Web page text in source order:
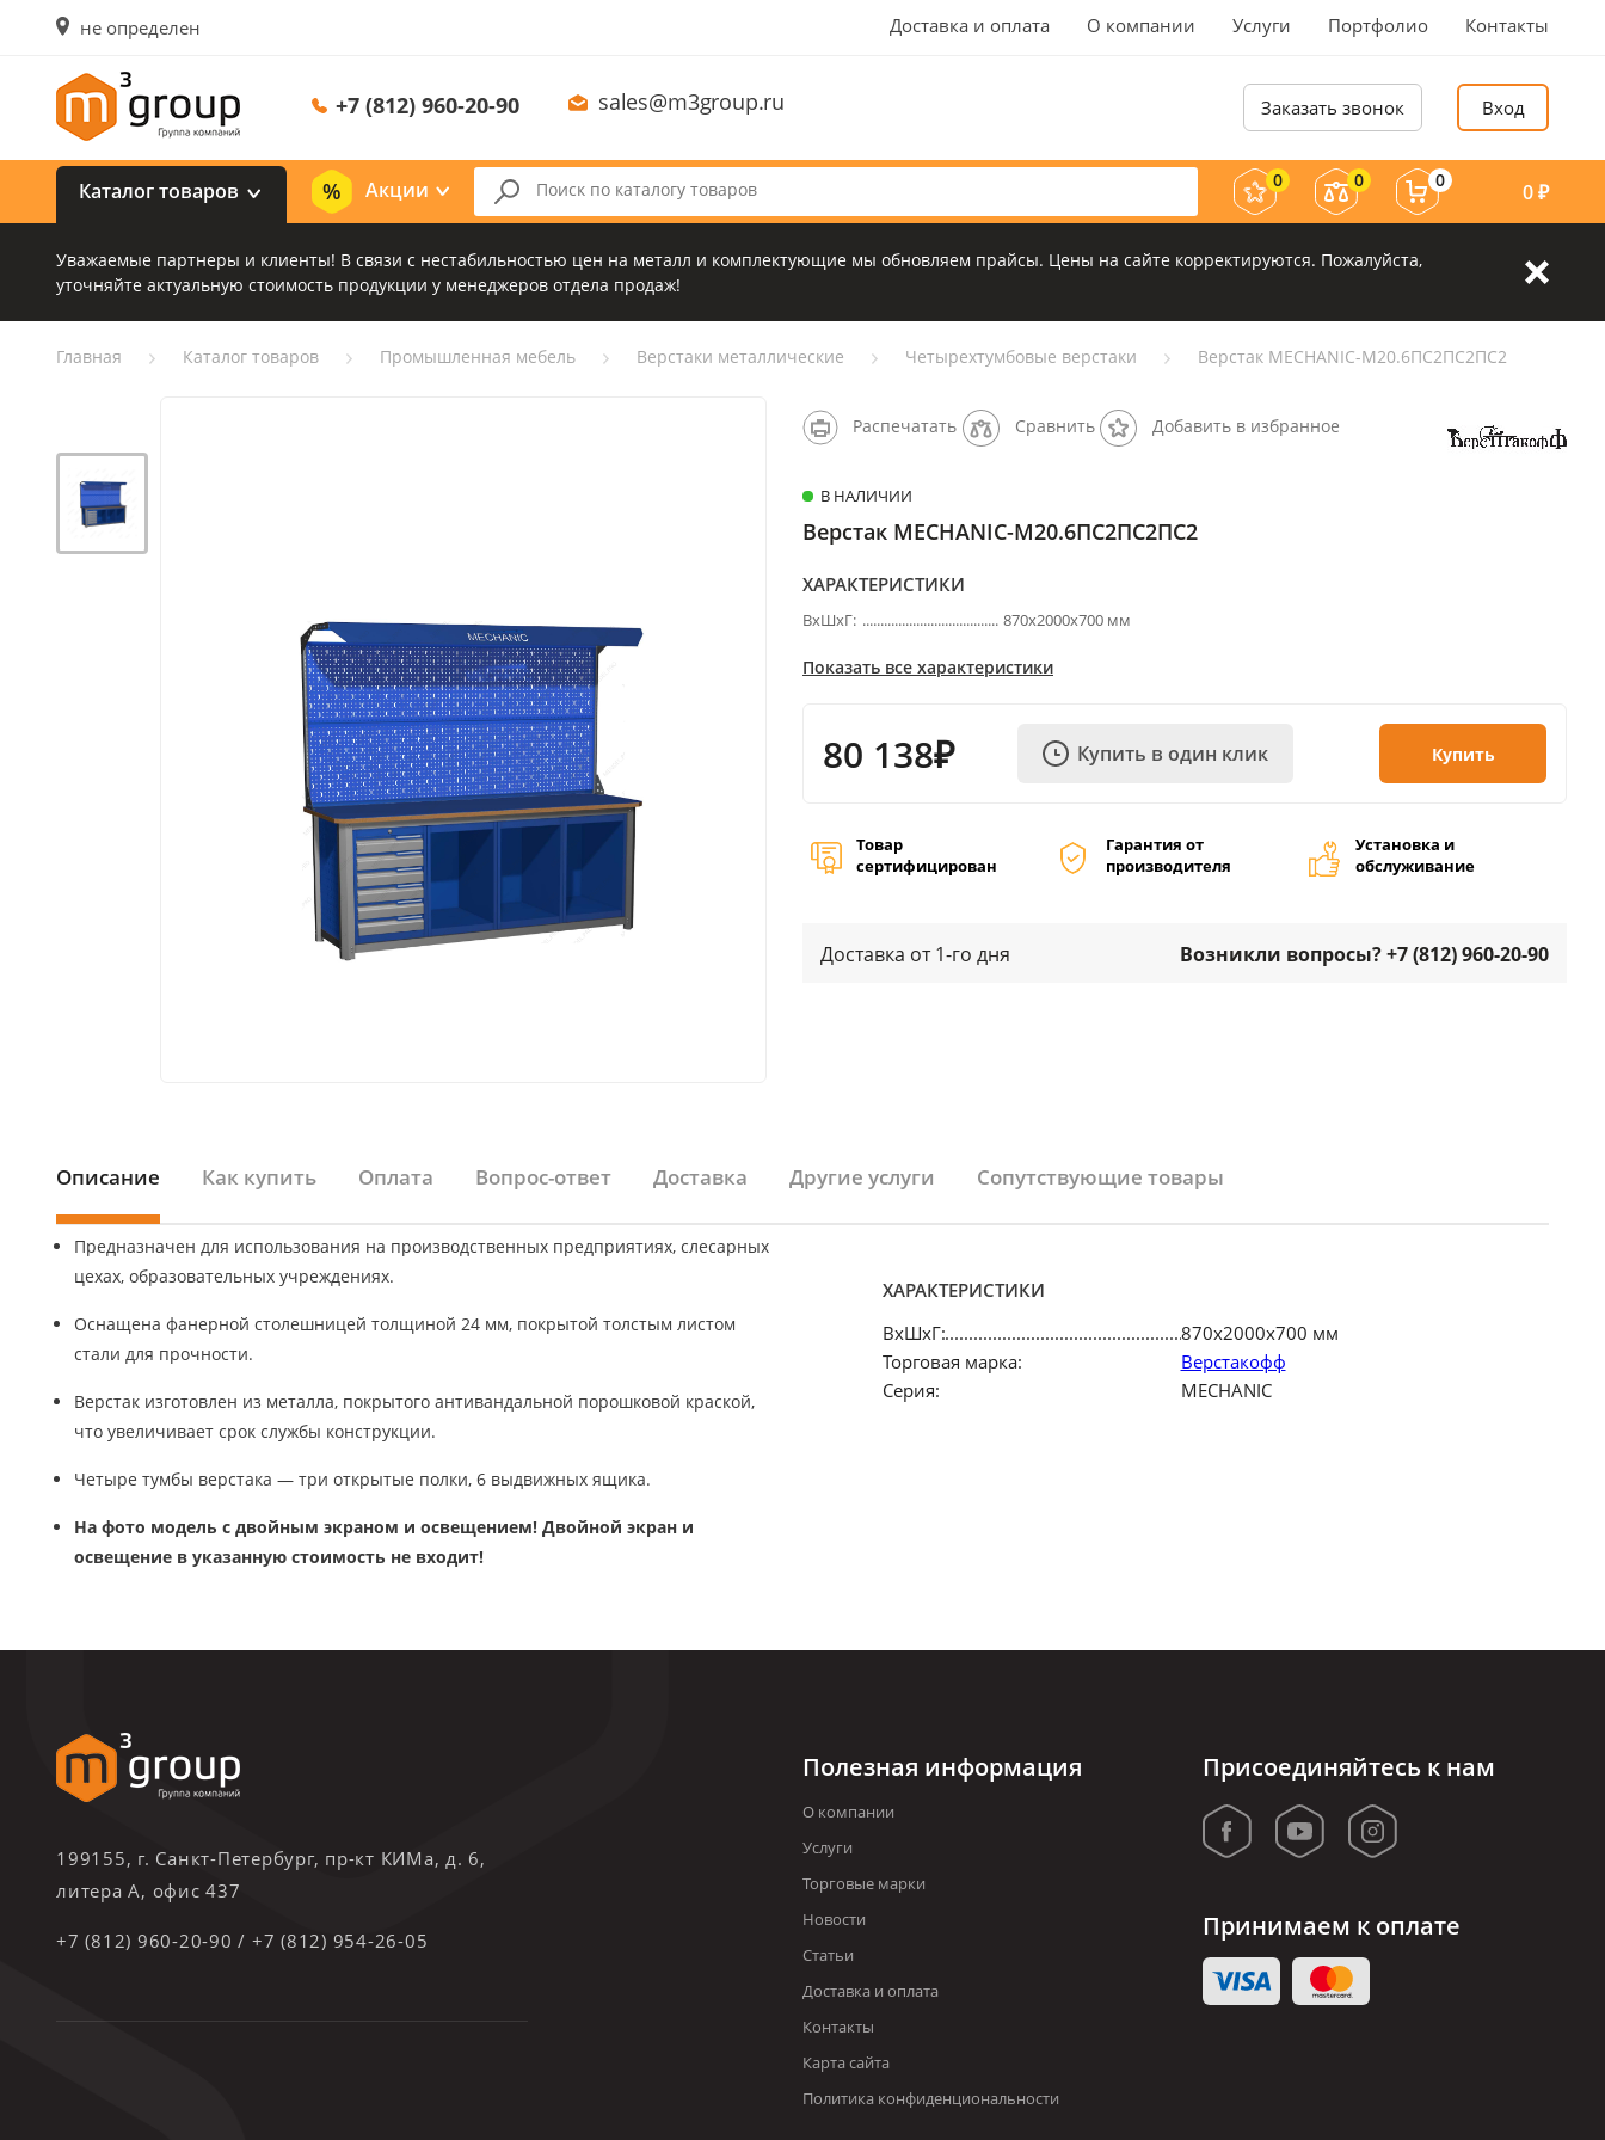
не определен Доставка и оплата О компании Услуги Портфолио Контакты
+7 (812) 960-20-90 sales@m3group.ru Заказать звонок Вход
Каталог товаров Акции 0 0 0 0₽
Уважаемые партнеры и клиенты! В связи с нестабильностью цен на металл и комплектующие мы обновляем прайсы. Цены на сайте корректируются. Пожалуйста,
уточняйте актуальную стоимость продукции у менеджеров отдела продаж!
Главная Каталог товаров Промышленная мебель Верстаки металлические Четырехтумбовые верстаки Верстак MECHANIC-М20.6ПС2ПС2ПС2
Распечатать Сравнить Добавить в избранное
В НАЛИЧИИ
Верстак MECHANIC-М20.6ПС2ПС2ПС2
ХАРАКТЕРИСТИКИ
ВхШхГ: 870х2000х700 мм
Показать все характеристики
80 138₽ Купить в один клик Купить
Товар
сертифицирован
Гарантия от
производителя
Установка и
обслуживание
Доставка от 1-го дня Возникли вопросы? +7 (812) 960-20-90
Описание Как купить Оплата Вопрос-ответ Доставка Другие услуги Сопутствующие товары
Предназначен для использования на производственных предприятиях, слесарных
цехах, образовательных учреждениях.
Оснащена фанерной столешницей толщиной 24 мм, покрытой толстым листом
стали для прочности.
Верстак изготовлен из металла, покрытого антивандальной порошковой краской,
что увеличивает срок службы конструкции.
Четыре тумбы верстака — три открытые полки, 6 выдвижных ящика.
На фото модель с двойным экраном и освещением! Двойной экран и
освещение в указанную стоимость не входит!
ХАРАКТЕРИСТИКИ
ВхШхГ:
870х2000х700 мм
Торговая марка:
Верстакофф
Серия:
MECHANIC
199155, г. Санкт-Петербург, пр-кт КИМа, д. 6,
литера А, офис 437
+7 (812) 960-20-90 / +7 (812) 954-26-05
Полезная информация
О компании
Услуги
Торговые марки
Новости
Статьи
Доставка и оплата
Контакты
Карта сайта
Политика конфиденциональности
Присоединяйтесь к нам
Принимаем к оплате